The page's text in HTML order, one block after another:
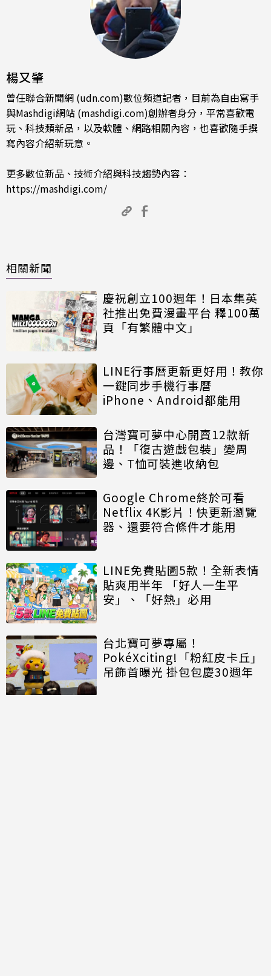
楊又肇
曾任聯合新聞網 (udn.com)數位頻道記者，目前為自由寫手
與Mashdigi網站 (mashdigi.com)創辦者身分，平常喜歡電
玩、科技類新品，以及軟體、網路相關內容，也喜歡隨手撰
寫內容介紹新玩意。
更多數位新品、技術介紹與科技趨勢內容：
https://mashdigi.com/
相關新聞
慶祝創立100週年！日本集英
社推出免費漫畫平台 釋100萬
頁「有繁體中文」
LINE行事曆更新更好用！教你
一鍵同步手機行事曆
iPhone、Android都能用
台灣寶可夢中心開賣12款新
品！「復古遊戲包裝」變周
邊、T恤可裝進收納包
Google Chrome終於可看
Netflix 4K影片！快更新瀏覽
器、還要符合條件才能用
LINE免費貼圖5款！全新表情
貼爽用半年 「好人一生平
安」、「好熱」必用
台北寶可夢專屬！
PokéXciting!「粉紅皮卡丘」
吊飾首曝光 掛包包慶30週年